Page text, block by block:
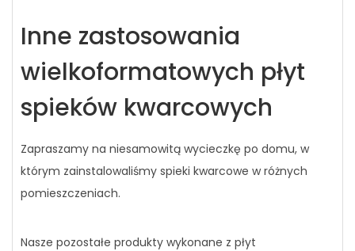
Inne zastosowania
wielkoformatowych płyt
spieków kwarcowych
Zapraszamy na niesamowitą wycieczkę po domu, w
którym zainstalowaliśmy spieki kwarcowe w różnych
pomieszczeniach.
Nasze pozostałe produkty wykonane z płyt